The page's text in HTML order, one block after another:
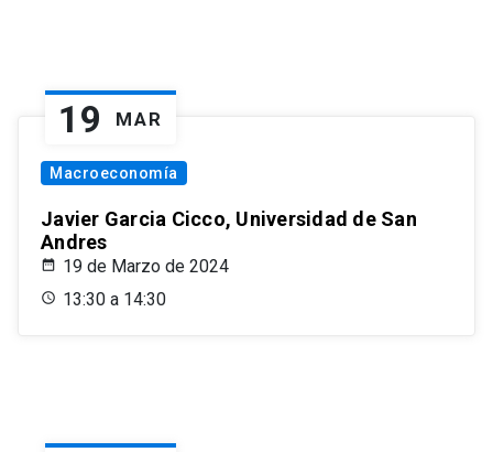
19 MAR
Macroeconomía
Javier Garcia Cicco, Universidad de San
Andres
19 de Marzo de 2024
13:30 a 14:30